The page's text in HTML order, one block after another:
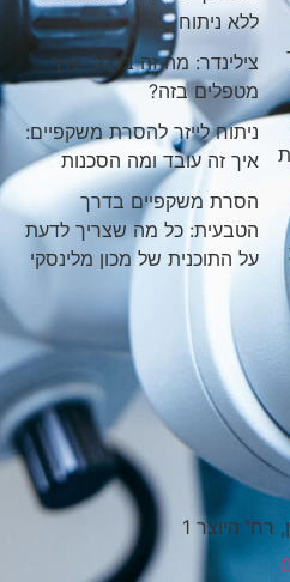
ללא ניתוח
צילינדר: מה זה בכלל, ואיך
מטפלים בזה?
ניתוח לייזר להסרת משקפיים:
איך זה עובד ומה הסכנות
הסרת משקפיים בדרך
הטבעית: כל מה שצריך לדעת
על התוכנית של מכון מלינסקי
רח' היוצר 1